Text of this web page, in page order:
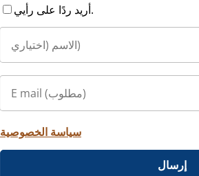
أريد ردًا على رأيي.
سياسة الخصوصية
إرسال